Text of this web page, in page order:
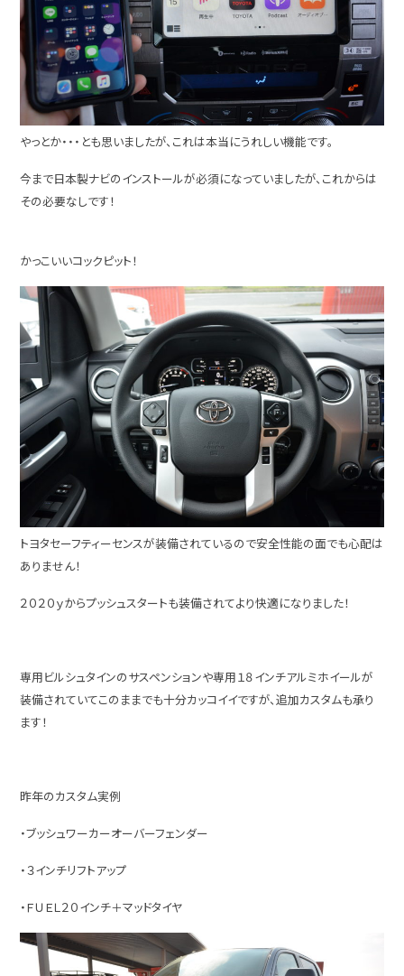
やっとか・・・とも思いましたが、これは本当にうれしい機能です。
今まで日本製ナビのインストールが必須になっていましたが、これからは
その必要なしです！
かっこいいコックピット！
トヨタセーフティーセンスが装備されているので安全性能の面でも心配は
ありません！
２０２０ｙからプッシュスタートも装備されてより快適になりました！
専用ビルシュタインのサスペンションや専用１８インチアルミホイールが
装備されていてこのままでも十分カッコイイですが、追加カスタムも承り
ます！
昨年のカスタム実例
・ブッシュワーカーオーバーフェンダー
・３インチリフトアップ
・ＦＵＥＬ２０インチ＋マッドタイヤ